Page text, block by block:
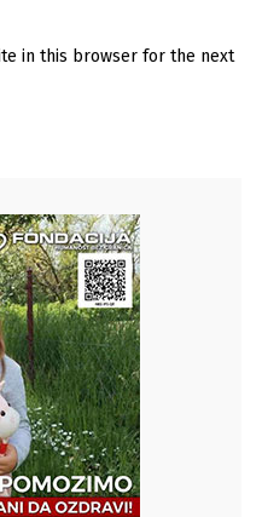
in this browser for the next